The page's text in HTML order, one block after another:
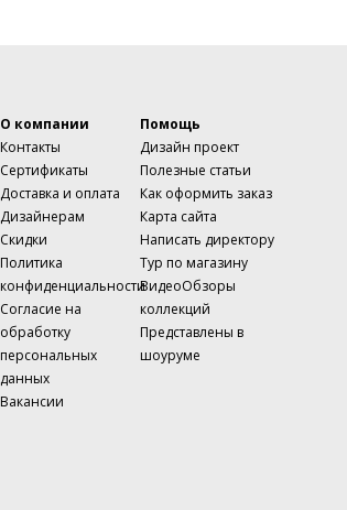
О компании
Контакты
Сертификаты
Доставка и оплата
Дизайнерам
Скидки
Политика
конфиденциальности
Согласие на
обработку
персональных
данных
Вакансии
Помощь
Дизайн проект
Полезные статьи
Как оформить заказ
Карта сайта
Написать директору
Тур по магазину
ВидеоОбзоры
коллекций
Представлены в
шоуруме